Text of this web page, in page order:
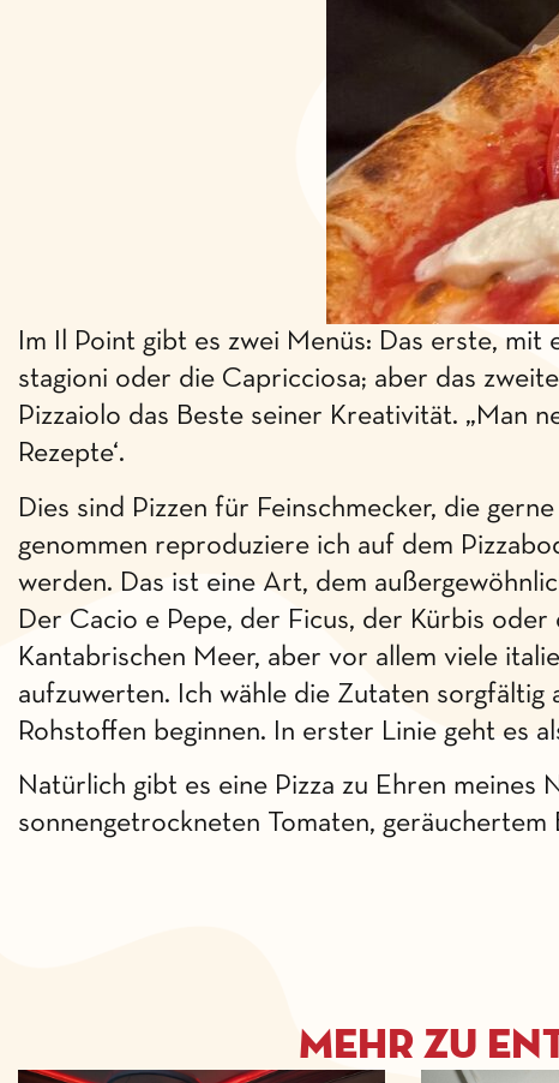
Im Il Point gibt es zwei Menüs: Das erste,
stagioni oder die Capricciosa; aber das
Pizzaiolo das Beste seiner Kreativität. „Man
Rezepte‘.
Dies sind Pizzen für Feinschmecker, die
genommen reproduziere ich auf dem
werden. Das ist eine Art, dem
Der Cacio e Pepe, der Ficus, der Kürbis
Kantabrischen Meer, aber vor allem viele
aufzuwerten. Ich wähle die Zutaten
Rohstoffen beginnen. In erster Linie geht es
Natürlich gibt es eine Pizza zu Ehren meines
sonnengetrockneten Tomaten,
Mehr zu